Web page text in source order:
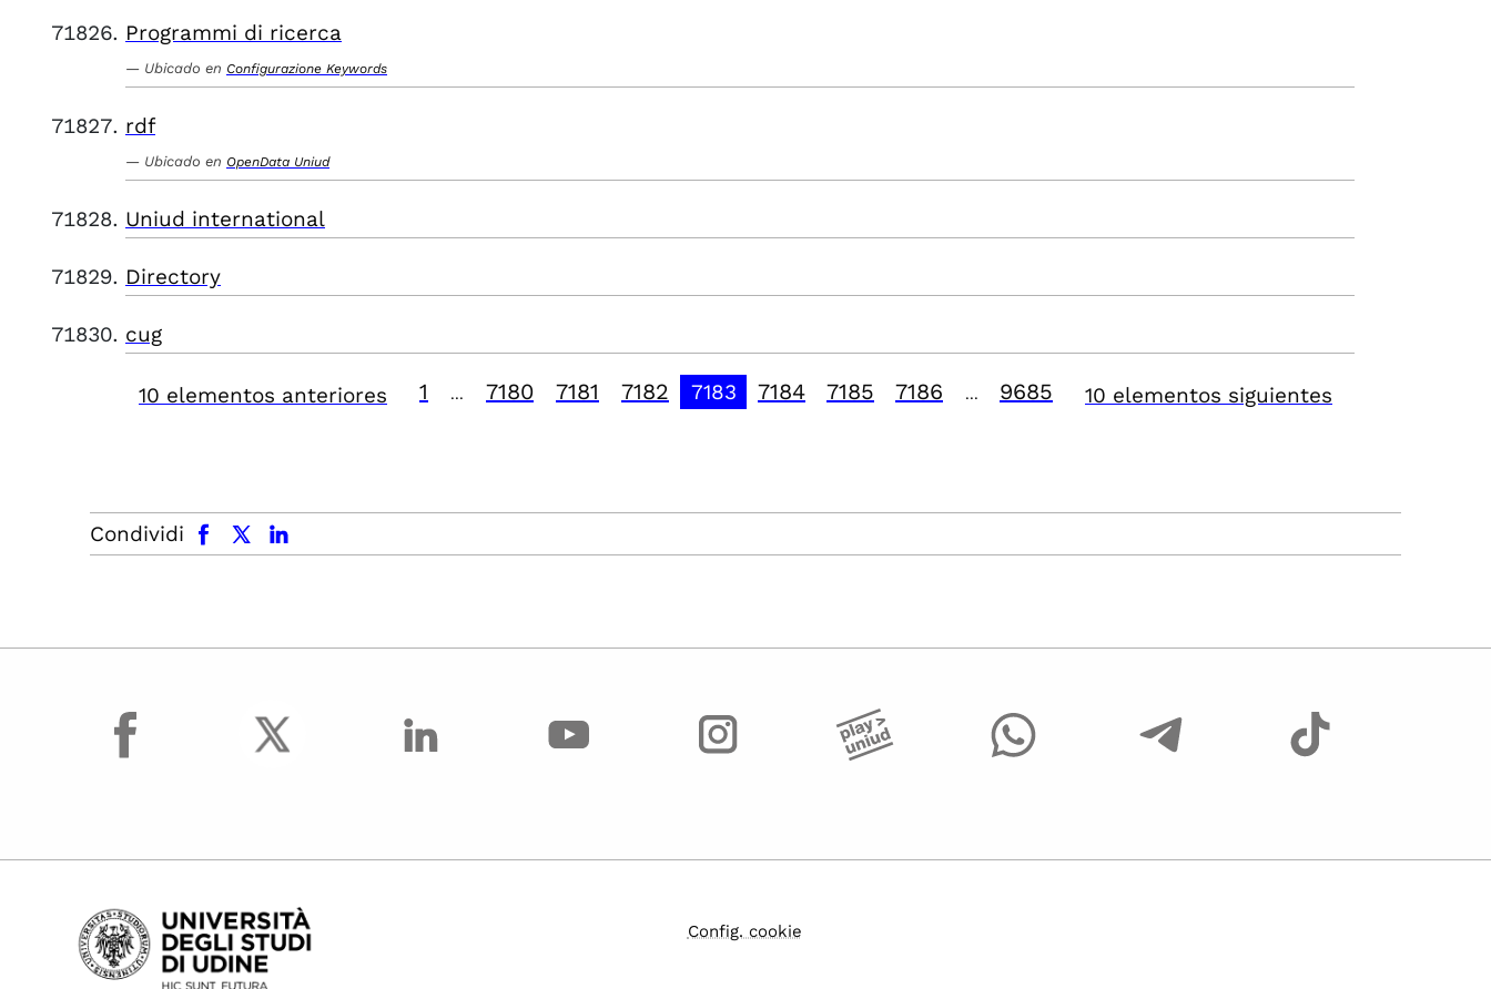
Programmi di ricerca
Ubicado en Configurazione Keywords
rdf
Ubicado en OpenData Uniud
Uniud international
Directory
cug
10 elementos anteriores 1 7180 7181 7182 7183 7184 7185 7186 9685 10 elementos siguientes
Condividi
facebook x.com linkedin
facebook
Config. cookie